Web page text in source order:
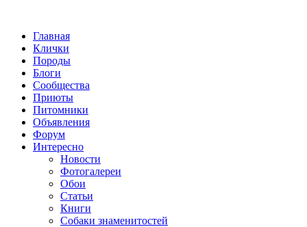
Главная
Клички
Породы
Блоги
Сообщества
Приюты
Питомники
Объявления
Форум
Интересно
Новости
Фотогалереи
Обои
Статьи
Книги
Собаки знаменитостей